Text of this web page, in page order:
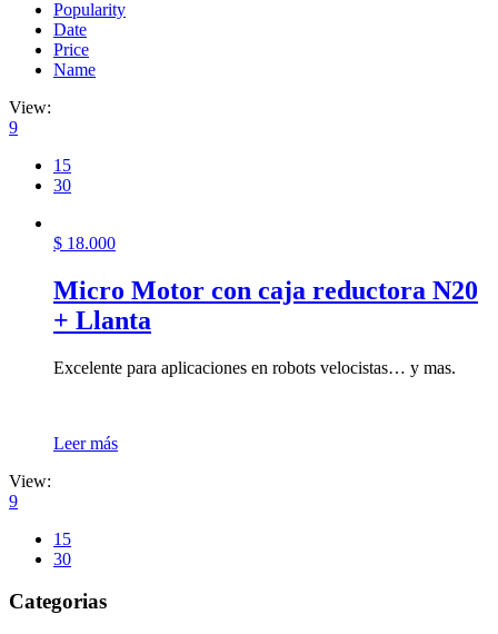
Popularity
Date
Price
Name
View:
9
15
30
$ 18.000
Micro Motor con caja reductora N20
+ Llanta
Excelente para aplicaciones en robots velocistas… y mas.
Leer más
View:
9
15
30
Categorias